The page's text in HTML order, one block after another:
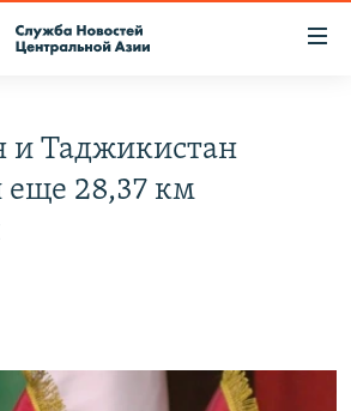
и Таджикистан
еще 28,37 км